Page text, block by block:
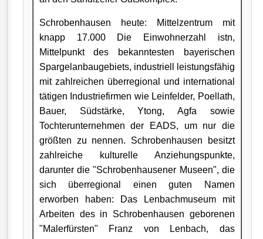
Schrobenhausen heute: Mittelzentrum mit
knapp 17.000 Die Einwohnerzahl istn,
Mittelpunkt des bekanntesten bayerischen
Spargelanbaugebiets, industriell leistungsfähig
mit zahlreichen überregional und international
tätigen Industriefirmen wie Leinfelder, Poellath,
Bauer, Südstärke, Ytong, Agfa sowie
Tochterunternehmen der EADS, um nur die
größten zu nennen. Schrobenhausen besitzt
zahlreiche kulturelle Anziehungspunkte,
darunter die "Schrobenhausener Museen", die
sich überregional einen guten Namen
erworben haben: Das Lenbachmuseum mit
Arbeiten des in Schrobenhausen geborenen
"Malerfürsten" Franz von Lenbach, das